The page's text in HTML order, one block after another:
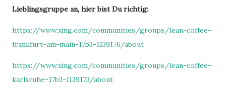
Lieblingsgruppe an, hier bist Du richtig:
https://www.xing.com/communities/groups/lean-coffee-
frankfurt-am-main-17b3-1139176/about
https://www.xing.com/communities/groups/lean-coffee-
karlsruhe-17b3-1139173/about